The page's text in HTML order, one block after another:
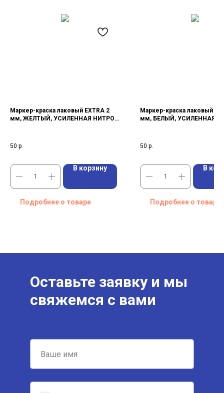
Маркер-краска лаковый EXTRA 2
мм, ЖЕЛТЫЙ, УСИЛЕННАЯ НИТРО-
50 р.
В корзину
Подробнее о товаре
Маркер-краска лаковый
мм, БЕЛЫЙ, УСИЛЕННАЯ
50 р.
В
Подробнее о товаре
Оставьте заявку и мы
свяжемся с вами